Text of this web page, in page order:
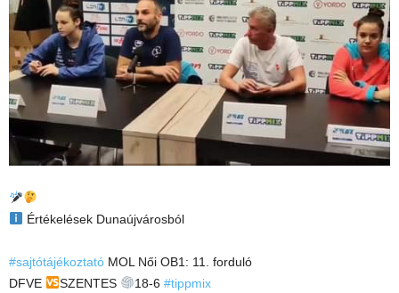
Értékelések Dunaújvárosból
#sajtótájékoztató MOL Női OB1: 11. forduló
DFVE
SZENTES 18-6 #tippmix